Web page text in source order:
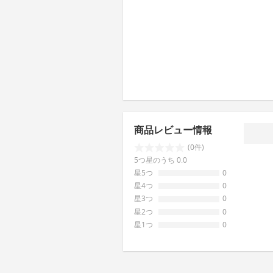
商品レビュー情報
(0件)
5つ星のうち 0.0
星5つ
0
星4つ
0
星3つ
0
星2つ
0
星1つ
0